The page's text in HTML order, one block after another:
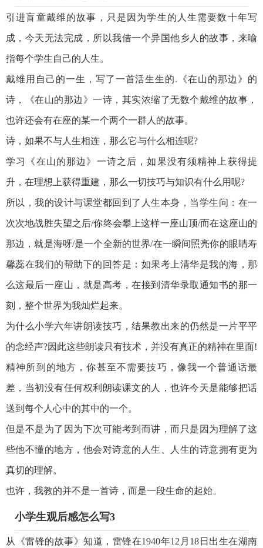
引进盲童戴维的故事，只是因为学生的人生需要数十年写
成，今天无法完成，所以我借一个异国他乡人的故事，来喻
指每个学生自己的人生。
戴维用自己的一生，写了一首活生生的.《在山的那边》的
诗，《在山的那边》一诗，其实浓缩了无数个戴维的故事，
也许还会有在座的某一个两个一群人的故事。
诗，如果不与人生相连，那么它与什么相连呢?
学习《在山的那边》一诗之后，如果没有须精神上获得提
升，在理想上获得重建，那么一切技巧与知识有什么用呢?
所以，我的设计与课堂都回到了人生本身，当学生问：在一
次次地战胜失望之后/你终会攀上这样一座山顶/而在这座山的
那边，就是海呀/是一个全新的世界/在一瞬间照亮你的眼睛寿
馨蕊在我们的帮助下的回答是：如果考上清华是我的海，那
么这最后一座山，就是高考，在接到清华录取通知书的那一
刻，整个世界为我灿烂起来。
为什么小学六年讲朗读技巧，结果教出来的仍然是一片平平
的念经声?因此这些朗读只有技术，并没有真正的精神在里面!
精神所到的地方，你甚至不需要技巧，像我一个普通话最
差，当初没有任何权利朗读课文的人，也许今天是能够把话
送到每个人心中的其中的一个。
但是不是为了因为下次可能考到而讲，而只是因为理解了这
些他不懂的地方，他会对诗意的人生、人生的诗意拥有更为
真切的理解。
也许，我教的并不是一首诗，而是一段生命的起始。
小学生观后感怎么写3
从《雷锋的故事》知道，雷锋在1940年12月18日出生在湖南